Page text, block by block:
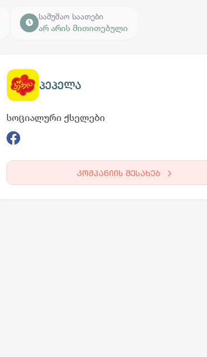
სამუშაო საათები
არ არის მითითებული
პეპელა
სოციალური ქსელები
კომპანიის შესახებ